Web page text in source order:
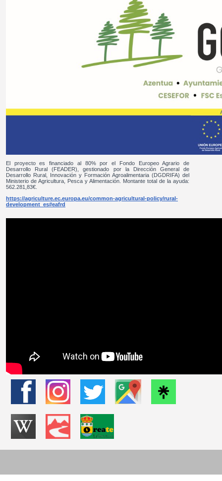
El proyecto es financiado al 80% por el Fondo Europeo Agrario de
Desarrollo Rural (FEADER), gestionado por la Dirección General de
Desarrollo Rural, Innovación y Formación Agroalimentaria (DGDRIFA) del
Ministerio de Agricultura, Pesca y Alimentación. Montante total de la ayuda:
562.281,83€.
https://agriculture.ec.europa.eu/common-agricultural-policy/rural-
development_es#eafrd